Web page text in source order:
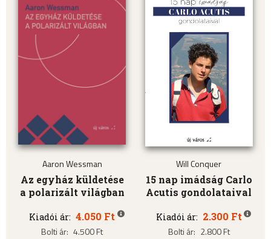
Aaron Wessman
Az egyház küldetése
a polarizált világban
Kiadói ár: 4.050 Ft
Bolti ár: 4.500 Ft
Will Conquer
15 nap imádság Carlo
Acutis gondolataival
Kiadói ár: 2.300 Ft
Bolti ár: 2.800 Ft